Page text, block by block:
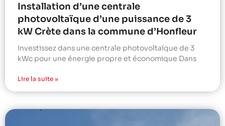
Installation d’une centrale
photovoltaïque d’une puissance de 3
kW Crète dans la commune d’Honfleur
Investissez dans une centrale photovoltaïque de 3
kWc pour une énergie propre et économique Dans
Lire la suite »